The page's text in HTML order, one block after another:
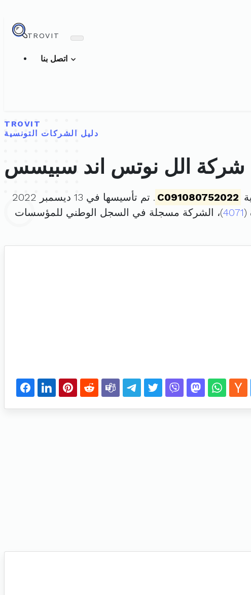
TROVIT
TROVIT
دليل الشركات التونسية
شركة الل نوتس اند سبيسس
C091080752022
. تم تأسيسها في 13 ديسمبر 2022
(
4071)، الشركة مسجلة في السجل الوطني للمؤسسات